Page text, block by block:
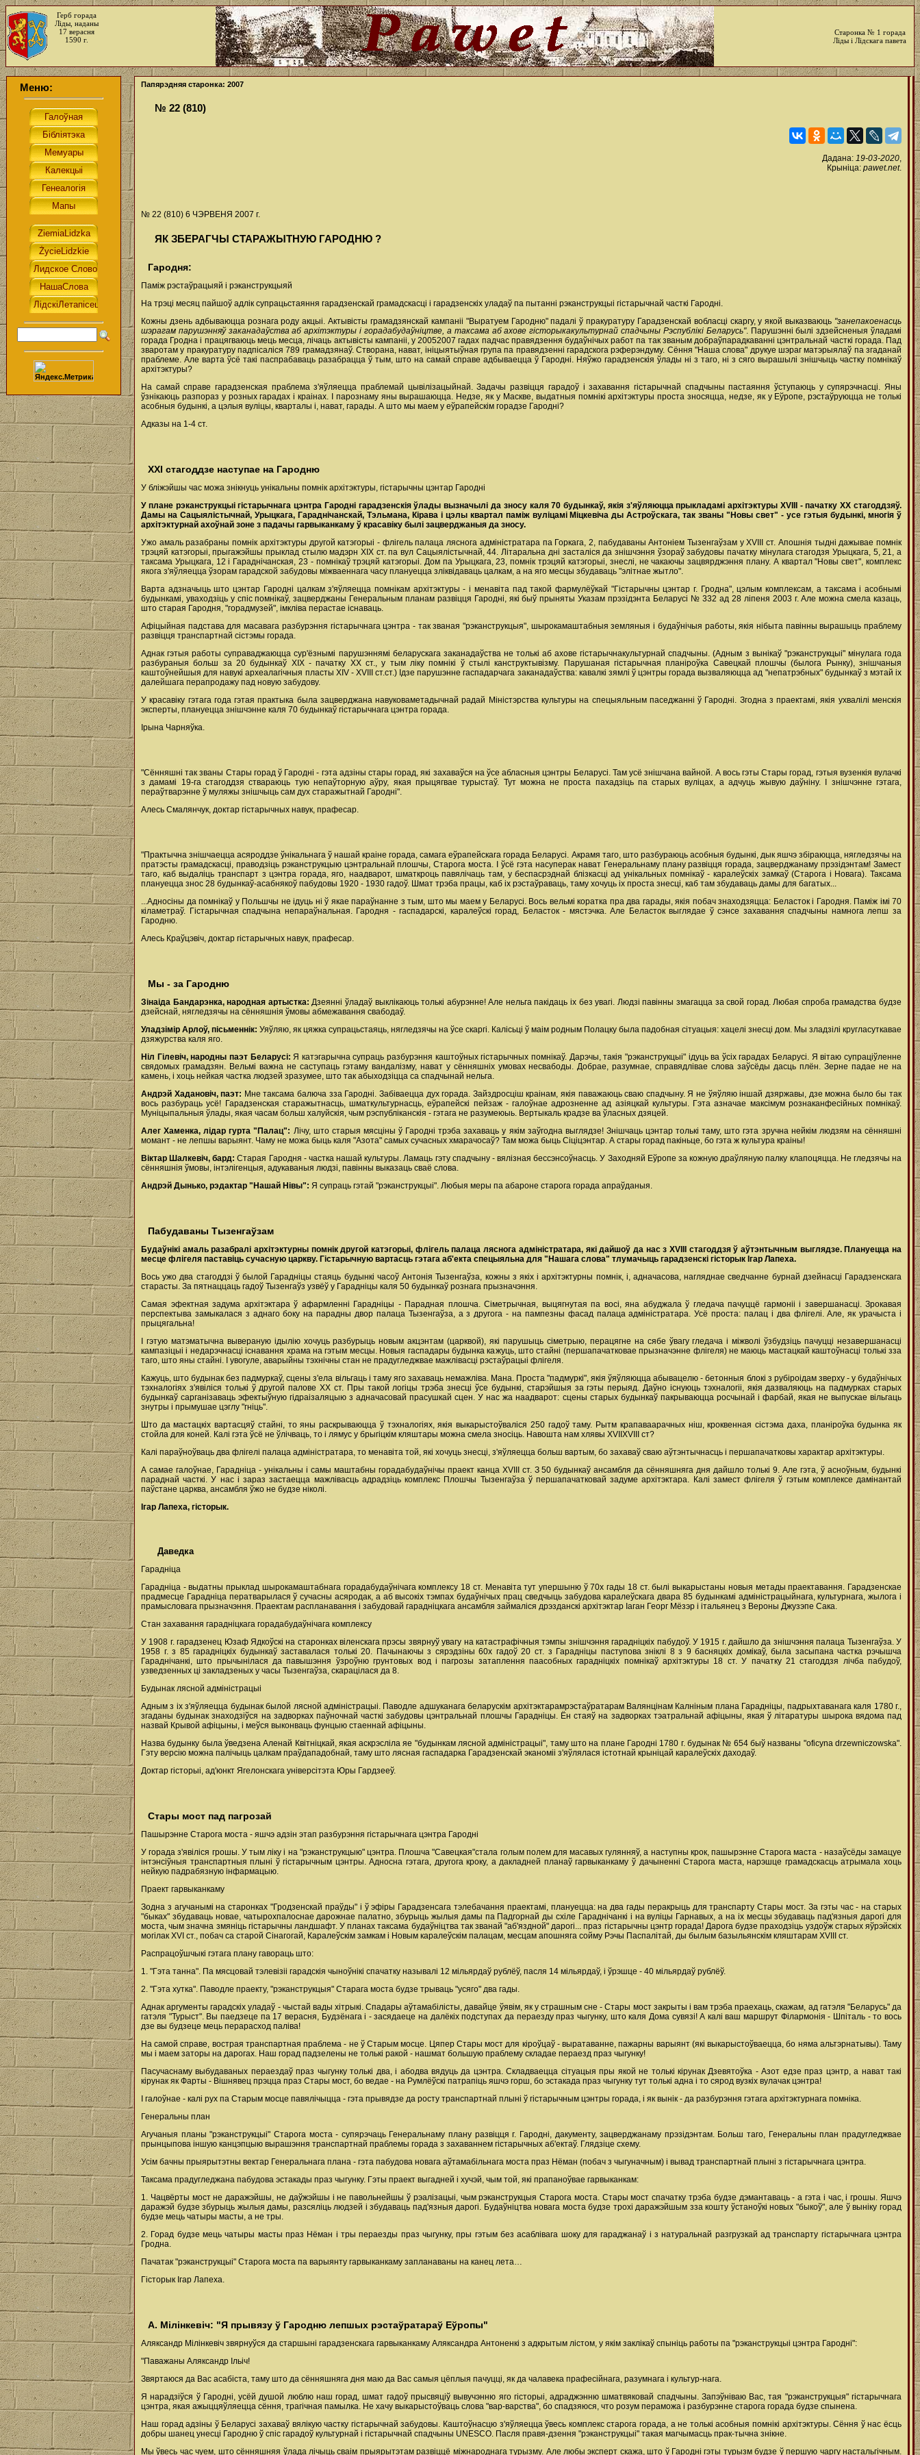
Герб горада
Ліды, наданы
17 верасня
1590 г.
Старонка № 1 горада
Ліды і Лідскага павета
Меню: Папярэдняя старонка: 2007
№ 22 (810)
Дадана: 19-03-2020,
Крыніца: pawet.net.
№ 22 (810) 6 ЧЭРВЕНЯ 2007 г.
ЯК ЗБЕРАГЧЫ СТАРАЖЫТНУЮ ГАРОДНЮ ?
Гародня:
Паміж рэстаўрацыяй і рэканструкцыяй
На трэці месяц пайшоў адлік супрацьстаяння гарадзенскай грамадскасці і гарадзенскіх уладаў па пытанні рэканструкцыі гістарычнай часткі Гародні.
Кожны дзень адбываюцца рознага роду акцыі. Актывісты грамадзянскай кампаніі "Выратуем Гародню" падалі ў пракуратуру Гарадзенскай вобласці скаргу, у якой выказваюць "занепакоенасць
шэрагам парушэнняў заканадаўства аб архітэктуры і горадабудаўніцтве, а таксама аб ахове гісторыкакультурнай спадчыны Рэспублікі Беларусь". Парушэнні былі здзейсненыя ўладамі
горада Гродна і працягваюць мець месца, лічаць актывісты кампаніі, у 20052007 гадах падчас правядзення будаўнічых работ па так званым добраўпарадкаванні цэнтральнай часткі горада. Пад
зваротам у пракуратуру падпісаліся 789 грамадзянаў. Створана, нават, ініцыятыўная група па правядзенні гарадскога рэферэндуму. Сёння "Наша слова" друкуе шэраг матэрыялаў па згаданай
праблеме. Але варта ўсё такі паспрабаваць разабрацца ў тым, што на самай справе адбываецца ў Гародні. Няўжо гарадзенскія ўлады ні з таго, ні з сяго вырашылі знішчыць частку помнікаў
архітэктуры?
На самай справе гарадзенская праблема з'яўляецца праблемай цывілізацыйнай. Задачы развіцця гарадоў і захавання гістарычнай спадчыны пастаяння ўступаюць у супярэчнасці. Яны
ўзнікаюць разпораз у розных гарадах і краінах. І парознаму яны вырашаюцца. Недзе, як у Маскве, выдатныя помнікі архітэктуры проста зносяцца, недзе, як у Еўропе, рэстаўруюцца не толькі
асобныя будынкі, а цэлыя вуліцы, кварталы і, нават, гарады. А што мы маем у еўрапейскім горадзе Гародні?
Адказы на 1-4 ст.
ХХІ стагоддзе наступае на Гародню
У бліжэйшы час можа знікнуць унікальны помнік архітэктуры, гістарычны цэнтар Гародні
У плане рэканструкцыі гістарычнага цэнтра Гародні гарадзенскія ўлады вызначылі да зносу каля 70 будынкаў, якія з'яўляюцца прыкладамі архітэктуры XVIII - пачаткуXXстагоддзяў.
Дамы на Сацыялістычнай, Урыцкага, Гараднічанскай, Тэльмана, Кірава і цэлы квартал паміж вуліцамі Міцкевіча ды Астроўскага, так званы "Новы свет" - усе гэтыя будынкі, многія ў
архітэктурнай ахоўнай зоне з падачы гарвыканкаму ў красавіку былі зацверджаныя да зносу.
Ужо амаль разабраны помнік архітэктуры другой катэгорыі - флігель палаца ляснога адміністратара па Горкага, 2, пабудаваны Антоніем Тызенгаўзам у XVIII ст. Апошнія тыдні дажывае помнік
трэцяй катэгорыі, прыгажэйшы прыклад стылю мадэрн XIX ст. па вул Сацыялістычнай, 44. Літаральна дні засталіся да знішчэння ўзораў забудовы пачатку мінулага стагодзя Урыцкага, 5, 21, а
таксама Урыцкага, 12 і Гараднічанская, 23 - помнікаў трэцяй катэгорыі. Дом па Урыцкага, 23, помнік трэцяй катэгорыі, знеслі, не чакаючы зацвярджэння плану. А квартал "Новы свет", комплекс
якога з'яўляецца ўзорам гарадской забудовы міжваеннага часу плануецца зліквідаваць цалкам, а на яго месцы збудаваць "элітнае жытло".
Варта адзначыць што цэнтар Гародні цалкам з'яўляецца помнікам архітэктуры - і менавіта пад такой фармулёўкай "Гістарычны цэнтар г. Гродна", цэлым комплексам, а таксама і асобнымі
будынкамі, уваходзіць у спіс помнікаў, зацверджаны Генеральным планам развіцця Гародні, які быў прыняты Указам прэзідэнта Беларусі № 332 ад 28 ліпеня 2003 г. Але можна смела казаць,
што старая Гародня, "горадмузей", імкліва перастае існаваць.
Афіцыйная падстава для масавага разбурэння гістарычнага цэнтра - так званая "рэканструкцыя", шырокамаштабныя земляныя і будаўнічыя работы, якія нібыта павінны вырашыць праблему
развіцця транспартнай сістэмы горада.
Аднак гэтыя работы суправаджаюцца сур'ёзнымі парушэннямі беларускага заканадаўства не толькі аб ахове гістарычнакультурнай спадчыны. (Адным з вынікаў "рэканструкцыі" мінулага года
разбураныя больш за 20 будынкаў ХІХ - пачатку ХХ ст., у тым ліку помнікі ў стылі канструктывізму. Парушаная гістарычная планіроўка Савецкай плошчы (былога Рынку), знішчаныя
каштоўнейшыя для навукі археалагічныя пласты XIV - XVIII ст.ст.) Ідзе парушэнне гаспадарчага заканадаўства: кавалкі зямлі ў цэнтры горада вызваляюцца ад "непатрэбных" будынкаў з мэтай іх
далейшага перапродажу пад новую забудову.
У красавіку гэтага года гэтая практыка была зацверджана навуковаметадычнай радай Міністэрства культуры на спецыяльным паседжанні ў Гародні. Згодна з праектамі, якія ухвалілі менскія
эксперты, плануецца знішчэнне каля 70 будынкаў гістарычнага цэнтра горада.
Ірына Чарняўка.
"Сённяшні так званы Стары горад ў Гародні - гэта адзіны стары горад, які захаваўся на ўсе абласныя цэнтры Беларусі. Там усё знішчана вайной. А вось гэты Стары горад, гэтыя вузенкія вулачкі
з дамамі 19-га стагоддзя ствараюць тую непаўторную аўру, якая прыцягвае турыстаў. Тут можна не проста пахадзіць па старых вуліцах, а адчуць жывую даўніну. І знішчэнне гэтага,
пераўтварэнне ў муляжы знішчыць сам дух старажытнай Гародні".
Алесь Смалянчук, доктар гістарычных навук, прафесар.
"Практычна знішчаецца асяроддзе ўнікальнага ў нашай краіне горада, самага еўрапейскага горада Беларусі. Акрамя таго, што разбураюць асобныя будынкі, дык яшчэ збіраюцца, нягледзячы на
пратэсты грамадскасці, праводзіць рэканструкцыю цэнтральнай плошчы, Старога моста. І ўсё гэта насуперак нават Генеральнаму плану развіцця горада, зацверджанаму прэзідэнтам! Замест
таго, каб выдаліць транспарт з цэнтра горада, яго, наадварот, шматкроць павялічаць там, у беспасрэднай блізкасці ад унікальных помнікаў - каралеўскіх замкаў (Старога і Новага). Таксама
плануецца знос 28 будынкаў-асабнякоў пабудовы 1920 - 1930 гадоў. Шмат трэба працы, каб іх рэстаўраваць, таму хочуць іх проста знесці, каб там збудаваць дамы для багатых...
...Адносіны да помнікаў у Польшчы не ідуць ні ў якае параўнанне з тым, што мы маем у Беларусі. Вось вельмі коратка пра два гарады, якія побач знаходзяцца: Беласток і Гародня. Паміж імі 70
кіламетраў. Гістарычная спадчына непараўнальная. Гародня - гаспадарскі, каралеўскі горад, Беласток - мястэчка. Але Беласток выглядае ў сэнсе захавання спадчыны намнога лепш за
Гародню.
Алесь Краўцэвіч, доктар гістарычных навук, прафесар.
Мы - за Гародню
Зінаіда Бандарэнка, народная артыстка:Дзеянні ўладаў выклікаюць толькі абурэнне! Але нельга пакідаць іх без увагі. Людзі павінны змагацца за свой горад. Любая спроба грамадства будзе
дзейснай, нягледзячы на сённяшнія ўмовы абмежавання свабодаў.
Уладзімір Арлоў, пісьменнік: Уяўляю, як цяжка супрацьстаяць, нягледзячы на ўсе скаргі. Калісьці ў маім родным Полацку была падобная сітуацыя: хацелі знесці дом. Мы зладзілі кругласуткавае
дзяжурства каля яго.
Ніл Гілевіч, народны паэт Беларусі:Я катэгарычна супраць разбурэння каштоўных гістарычных помнікаў. Дарэчы, такія "рэканструкцыі" ідуць ва ўсіх гарадах Беларусі. Я вітаю супраціўленне
свядомых грамадзян. Вельмі важна не саступаць гэтаму вандалізму, нават у сённяшніх умовах несвабоды. Добрае, разумнае, справядлівае слова заўсёды дасць плён. Зерне падае не на
камень, і хоць нейкая частка людзей зразумее, што так абыходзіцца са спадчынай нельга.
Андрэй Хадановіч, паэт: Мне таксама балюча зза Гародні. Забіваецца дух горада. Зайздросціш краінам, якія паважаюць сваю спадчыну. Я не ўяўляю іншай дзяржавы, дзе можна было бы так
вось разбураць усё! Гарадзенская старажытнасць, шматкультурнасць, еўрапейскі пейзаж - галоўнае адрозненне ад азіяцкай культуры. Гэта азначае максімум рознаканфесійных помнікаў.
Муніцыпальныя ўлады, якая часам больш халуйскія, чым рэспубліканскія - гэтага не разумеюыь. Вертыкаль крадзе ва ўласных дзяцей.
Алег Хаменка, лідар гурта "Палац": Лічу, што старыя мясціны ў Гародні трэба захаваць у якім заўгодна выглядзе! Знішчаць цэнтар толькі таму, што гэта зручна нейкім людзям на сённяшні
момант - не лепшы варыянт. Чаму не можа быць каля "Азота" самых сучасных хмарачосаў? Там можа быць Сіціцэнтар. А стары горад пакіньце, бо гэта ж культура краіны!
Віктар Шалкевіч, бард:Старая Гародня - частка нашай культуры. Ламаць гэту спадчыну - вялізная бессэнсоўнасць. У Заходняй Еўропе за кожную драўляную палку клапоцяцца. Не гледзячы на
сённяшнія ўмовы, інтэлігенцыя, адукаваныя людзі, павінны выказаць сваё слова.
Андрэй Дынько, рэдактар "Нашай Нівы": Я супраць гэтай "рэканструкцыі". Любыя меры па абароне старога горада апраўданыя.
Пабудаваны Тызенгаўзам
Будаўнікі амаль разабралі архітэктурны помнік другой катэгорыі, флігель палаца ляснога адміністратара, які дайшоў да нас з XVIII стагоддзя ў аўтэнтычным выглядзе. Плануецца на
месце флігеля паставіць сучасную царкву. Гістарычную вартасць гэтага аб'екта спецыяльна для "Нашага слова" тлумачыць гарадзенскі гісторык Ігар Лапеха.
Вось ужо два стагоддзі ў былой Гарадніцы стаяць будынкі часоў Антонія Тызенгаўза, кожны з якіх i архітэктурны помнік, i, адначасова, нагляднае сведчанне бурнай дзейнасці Гарадзенскага
старасты. За пятнаццаць гадоў Тызенгаўз узвёў у Гарадніцы каля 50 будынкаў рознага прызначэння.
Самая эфектная задума архітэктара ў афармленні Гарадніцы - Парадная плошча. Сіметрычная, выцягнутая па восі, яна абуджала ў гледача пачуццё гармоніі і завершанасці. Зрокавая
перспектыва замыкалася з аднаго боку на парадны двор палаца Тызенгаўза, а з другога - на пампезны фасад палаца адміністратара. Усё проста: палац і два флігелі. Але, як урачыста і
прыцягальна!
І гэтую матэматычна вывераную ідылію хочуць разбурыць новым акцэнтам (царквой), які парушыць сіметрыю, перацягне на сябе ўвагу гледача і міжволі ўзбудзіць пачуцці незавершанасці
кампазіцыі і недарэчнасці існавання храма на гэтым месцы. Новыя гаспадары будынка кажуць, што стайні (першапачатковае прызначэнне флігеля) не маюць мастацкай каштоўнасці толькі зза
таго, што яны стайні. І увогуле, аварыйны тэхнічны стан не прадугледжвае мажлівасці рэстаўрацыі флігеля.
Кажуць, што будынак без падмуркаў, сцены з'ела вільгаць і таму яго захаваць немажліва. Мана. Проста "падмуркі", якія ўяўляюцца абывацелю - бетонныя блокі з рубіроідам зверху - у будаўнічых
тэхналогіях з'явіліся толькі ў другой палове ХХ ст. Пры такой логіцы трэба знесці ўсе будынкі, старэйшыя за гэты перыяд. Даўно існуюць тэхналогіі, якія дазваляюць на падмурках старых
будынкаў сарганізаваць эфектыўную гідраізаляцыю з адначасовай прасушкай сцен. У нас жа наадварот: сцены старых будынкаў пакрываюцца росчынай і фарбай, якая не выпускае вільгаць
знутры і прымушае цэглу "гніць".
Што да мастацкіх вартасцяў стайні, то яны раскрываюцца ў тэхналогіях, якія выкарыстоўваліся 250 гадоў таму. Рытм крапаваарачных ніш, кроквенная сістэма даха, планіроўка будынка як
стойла для коней. Калі гэта ўсё не ўлічваць, то і лямус у брыгіцкім кляштары можна смела зносіць. Навошта нам хлявы XVIIXVIII ст?
Калі параўноўваць два флігелі палаца адміністратара, то менавіта той, які хочуць знесці, з'яўляецца больш вартым, бо захаваў сваю аўтэнтычнасць і першапачатковы характар архітэктуры.
А самае галоўнае, Гарадніца - унікальны і самы маштабны горадабудаўнічы праект канца XVIII ст. З 50 будынкаў ансамбля да сённяшняга дня дайшло толькі 9. Але гэта, ў асноўным, будынкі
параднай часткі. У нас і зараз застаецца мажлівасць адрадзіць комплекс Плошчы Тызенгаўза ў першапачатковай задуме архітэктара. Калі замест флігеля ў гэтым комплексе дамінантай
паўстане царква, ансамбля ўжо не будзе ніколі.
Ігар Лапеха, гісторык.
Даведка
Гарадніца
Гарадніца - выдатны прыклад шырокамаштабнага горадабудаўнічага комплексу 18 ст. Менавіта тут упершыню ў 70х гады 18 ст. былі выкарыстаны новыя метады праектавання. Гарадзенскае
прадмесце Гарадніца ператварылася ў сучасны асяродак, а аб высокіх тэмпах будаўнічых прац сведчыць забудова каралеўскага двара 85 будынкамі адміністрацыйнага, культурнага, жылога і
прамысловага прызначэння. Праектам распланавання і забудовай гарадніцкага ансамбля займаліся дрэзданскі архітэктар Іаган Георг Мёзэр і італьянец з Вероны Джузэпе Сака.
Стан захавання гарадніцкага горадабудаўнічага комплексу
У 1908 г. гарадзенец Юзаф Ядкоўскі на старонках віленскага прэсы звярнуў увагу на катастрафічныя тэмпы знішчэння гарадніцкіх пабудоў. У 1915 г. дайшло да знішчэння палаца Тызенгаўза. У
1958 г. з 85 гарадніцкіх будынкаў заставалася толькі 20. Пачынаючы з сярэдзіны 60х гадоў 20 ст. з Гарадніцы паступова зніклі 8 з 9 басняцкіх домікаў, была засыпана частка рэчышча
Гараднічанкі, што прычынілася да павышэння ўзроўню грунтовых вод і пагрозы затаплення паасобных гарадніцкіх помнікаў архітэктуры 18 ст. У пачатку 21 стагоддзя лічба пабудоў,
узведзенных ці закладзеных у часы Тызенгаўза, скарацілася да 8.
Будынак лясной адміністрацыі
Адным з іх з'яўляецца будынак былой лясной адміністрацыі. Паводле адшуканага беларускім архітэктарамрэстаўратарам Валянцінам Калніным плана Гарадніцы, падрыхтаванага каля 1780 г.,
згаданы будынак знаходзіўся на задворках паўночнай часткі забудовы цэнтральнай плошчы Гарадніцы. Ён стаяў на задворках тэатральнай афіцыны, якая ў літаратуры шырока вядома пад
назвай Крывой афіцыны, і меўся выконваць фунцыю стаеннай афіцыны.
Назва будынку была ўведзена Аленай Квітніцкай, якая аскрэсліла яе "будынкам лясной адміністрацыі", таму што на плане Гародні 1780 г. будынак № 654 быў названы "oficynа drzewniczowskа".
Гэту версію можна палічыць цалкам праўдападобнай, таму што лясная гаспадарка Гарадзенскай эканоміі з'яўлялася істотнай крыніцай каралеўскіх даходаў.
Доктар гісторыі, ад'юнкт Ягелонскага універсітэта Юры Гардзееў.
Стары мост пад пагрозай
Пашырэнне Старога моста - яшчэ адзін этап разбурэння гістарычнага цэнтра Гародні
У горада з'явіліся грошы. У тым ліку і на "рэканструкцыю" цэнтра. Плошча "Савецкая"стала голым полем для масавых гулянняў, а наступны крок, пашырэнне Старога маста - назаўсёды замацуе
інтэнсіўныя транспартныя плыні ў гістарычным цэнтры. Адносна гэтага, другога кроку, а дакладней планаў гарвыканкаму ў дачыненні Старога маста, нарэшце грамадскасць атрымала хоць
нейкую падрабязную інфармацыю.
Праект гарвыканкаму
Зодна з агучанымі на старонках "Гродзенскай праўды" і ў эфіры Гарадзенсага тэлебачання праектамі, плануецца: на два гады перакрыць для транспарту Стары мост. За гэты час - на старых
"быках" збудаваць новае, чатырохпалоснае дарожнае палатно, збурыць жылыя дамы па Падгорнай ды схіле Гараднічанкі і на вуліцы Гарнавых, а на іх месцы збудаваць пад'язныя дарогі для
моста, чым значна змяніць гістарычны ландшафт. У планах таксама будаўніцтва так званай "аб'яздной" дарогі... праз гістарычны цэнтр горада! Дарога будзе праходзіць уздоўж старых яўрэйскіх
могілак XVI ст., побач са старой Сінагогай, Каралеўскім замкам і Новым каралеўскім палацам, месцам апошняга сойму Рэчы Паспалітай, ды былым базыльянскім кляштарам XVIII ст.
Распрацоўшчыкі гэтага плану гавораць што:
1. "Гэта танна". Па мясцовай тэлевізіі гарадскія чыноўнікі спачатку называлі 12 мільярдаў рублёў, пасля 14 мільярдаў, і ўрэшце - 40 мільярдаў рублёў.
2. "Гэта хутка". Паводле праекту, "рэканструкцыя" Старага моста будзе трываць "усяго" два гады.
Аднак аргументы гарадскіх уладаў - чыстай вады хітрыкі. Спадары аўтамабілісты, давайце ўявім, як у страшным сне - Стары мост закрыты і вам трэба праехаць, скажам, ад гатэля "Беларусь" да
гатэля "Турыст". Вы паедзеце па 17 верасня, Будзёнага і - засядаеце на далёкіх подступах да пераезду праз чыгунку, што каля Дома сувязі! А калі ваш маршрут Філармонія - Шпіталь - то вось
дзе вы будзеце мець перарасход паліва!
На самой справе, вострая транспартная праблема - не ў Старым мосце. Цяпер Стары мост для кіроўцаў - выратаванне, пажарны варыянт (які выкарыстоўваецца, бо няма альтэрнатывы). Таму
мы і маем заторы на дарогах. Наш горад падзелены не толькі ракой - нашмат большую праблему складае пераезд праз чыгунку!
Пасучаснаму выбудаваных пераездаў праз чыгунку толькі два, і абодва вядуць да цэнтра. Складваецца сітуацыя пры якой не толькі кірунак Дзевятоўка - Азот едзе праз цэнтр, а нават такі
кірунак як Фарты - Вішнявец прэцца праз Стары мост, бо ведае - на Румлёўскі патрапіць яшчэ горш, бо эстакада праз чыгунку тут толькі адна і то сярод вузкіх вулачак цэнтра!
І галоўнае - калі рух па Старым мосце павялічыцца - гэта прывядзе да росту транспартнай плыні ў гістарычным цэнтры горада, і як вынік - да разбурэння гэтага архітэктурнага помніка.
Генеральны план
Агучаныя планы "рэканструкцыі" Старога моста - супярэчаць Генеральнаму плану развіцця г. Гародні, дакументу, зацверджанаму прэзідэнтам. Больш таго, Генеральны план прадугледжвае
прынцыпова іншую канцэпцыю вырашэння транспартнай праблемы горада з захаваннем гістарычных аб'ектаў. Глядзіце схему.
Усім бачны прыярытэтны вектар Генеральнага плана - гэта пабудова новага аўтамабільнага моста праз Нёман (побач з чыгуначным) і вывад транспартнай плыні з гістарычнага цэнтра.
Таксама прадугледжана пабудова эстакады праз чыгунку. Гэты праект выгадней і хучэй, чым той, які прапаноўвае гарвыканкам:
1. Чацвёрты мост не даражэйшы, не даўжэйшы і не павольнейшы ў рэалізацыі, чым рэканструкцыя Старога моста. Стары мост спачатку трэба будзе дэмантаваць - а гэта і час, і грошы. Яшчэ
даражэй будзе збурыць жылыя дамы, разсяліць людзей і збудаваць пад'язныя дарогі. Будаўніцтва новага моста будзе трохі даражэйшым зза кошту ўстаноўкі новых "быкоў", але ў выніку горад
будзе мець чатыры масты, а не тры.
2. Горад будзе мець чатыры масты праз Нёман і тры пераезды праз чыгунку, пры гэтым без асаблівага шоку для гараджанаў і з натуральнай разгрузкай ад транспарту гістарычнага цэнтра
Гродна.
Пачатак "рэканструкцыі" Старога моста па варыянту гарвыканкаму запланаваны на канец лета…
Гісторык Ігар Лапеха.
А. Мілінкевіч: "Я прывязу ў Гародню лепшых рэстаўратараў Еўропы"
Аляксандр Мілінкевіч звярнуўся да старшыні гарадзенскага гарвыканкаму Аляксандра Антоненкі з адкрытым лістом, у якім заклікаў спыніць работы па "рэканструкцыі цэнтра Гародні":
"Паважаны Аляксандр Ільіч!
Звяртаюся да Вас асабіста, таму што да сённяшняга дня маю да Вас самыя цёплыя пачуцці, як да чалавека прафесійнага, разумнага і культур-нага.
Я нарадзіўся ў Гародні, усёй душой люблю наш горад, шмат гадоў прысвяціў вывучэнню яго гісторыі, адраджэнню шматвяковай спадчыны. Запэўніваю Вас, тая "рэканструкцыя" гістарычнага
цэнтра, якая ажыццяўляецца сёння, трагічная памылка. Не хачу выкарыстоўваць слова "вар-варства", бо спадзяюся, что розум пераможа і разбурэнне старога горада будзе спынена.
Наш горад адзіны ў Беларусі захаваў вялікую частку гістарычнай забудовы. Каштоўнасцю з'яўляецца ўвесь комплекс старога горада, а не толькі асобныя помнікі архітэктуры. Сёння ў нас ёсць
добры шанец унесці Гародню ў спіс гарадоў культурнай і гістарычнай спадчыны UNESCO. Пасля правя-дзення "рэканструкцыі" такая магчымасць прак-тычна знікне.
Мы ўвесь час чуем, што сённяшняя ўлада лічыць сваім прыярытэтам развіццё міжнароднага турызму. Але любы эксперт скажа, што ў Гародні гэты турызм будзе ў першую чаргу настальгічным.